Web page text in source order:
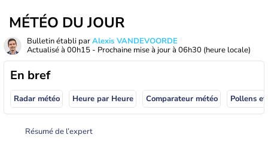
MÉTÉO DU JOUR
Bulletin établi parAlexis VANDEVOORDE
Actualisé à 00h15 - Prochaine mise à jour à 06h30 (heure locale)
En bref
Radar météo Heure par Heure Comparateur météo Pollens
Résumé de l’expert